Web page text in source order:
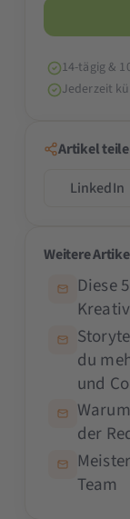
14-tägig &
Jederzeit
Artikel
LinkedIn
Weitere
Diese
du
und
der
Team